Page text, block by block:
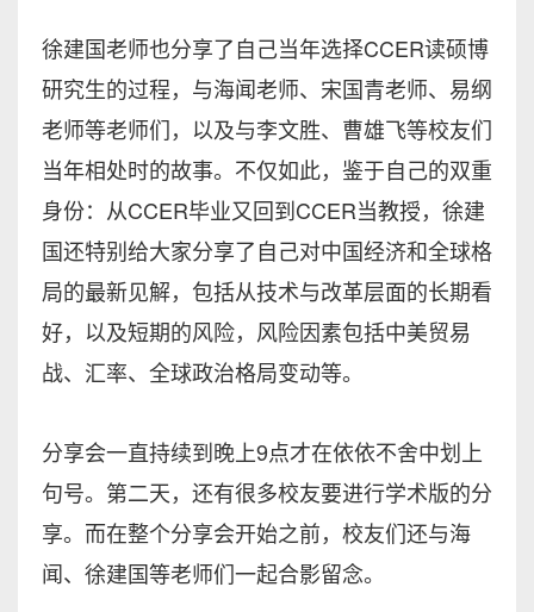
徐建国老师也分享了自己当年选择CCER读硕博
研究生的过程，与海闻老师、宋国青老师、易纲
老师等老师们，以及与李文胜、曹雄飞等校友们
当年相处时的故事。不仅如此，鉴于自己的双重
身份：从CCER毕业又回到CCER当教授，徐建
国还特别给大家分享了自己对中国经济和全球格
局的最新见解，包括从技术与改革层面的长期看
好，以及短期的风险，风险因素包括中美贸易
战、汇率、全球政治格局变动等。
分享会一直持续到晚上9点才在依依不舍中划上
句号。第二天，还有很多校友要进行学术版的分
享。而在整个分享会开始之前，校友们还与海
闻、徐建国等老师们一起合影留念。